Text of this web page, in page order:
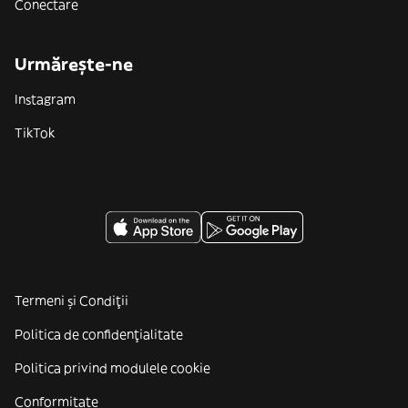
Conectare
Urmărește-ne
Instagram
TikTok
Termeni și Condiții
Politica de confidenţialitate
Politica privind modulele cookie
Conformitate